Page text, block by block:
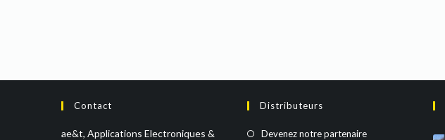
Contact
ae&t, Applications Electroniques &
Distributeurs
Devenez notre partenaire